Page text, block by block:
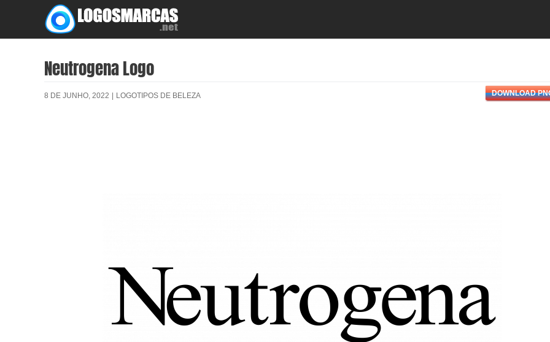
content
Neutrogena Logo
8 DE JUNHO, 2022 | LOGOTIPOS DE BELEZA DOWNLOAD